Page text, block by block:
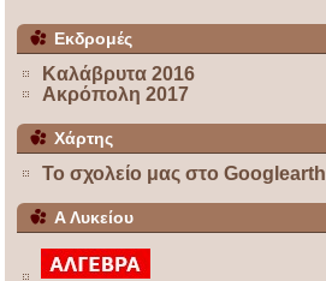
Εκδρομές
Καλάβρυτα 2016
Ακρόπολη 2017
Χάρτης
Το σχολείο μας στο Googlearth
Α Λυκείου